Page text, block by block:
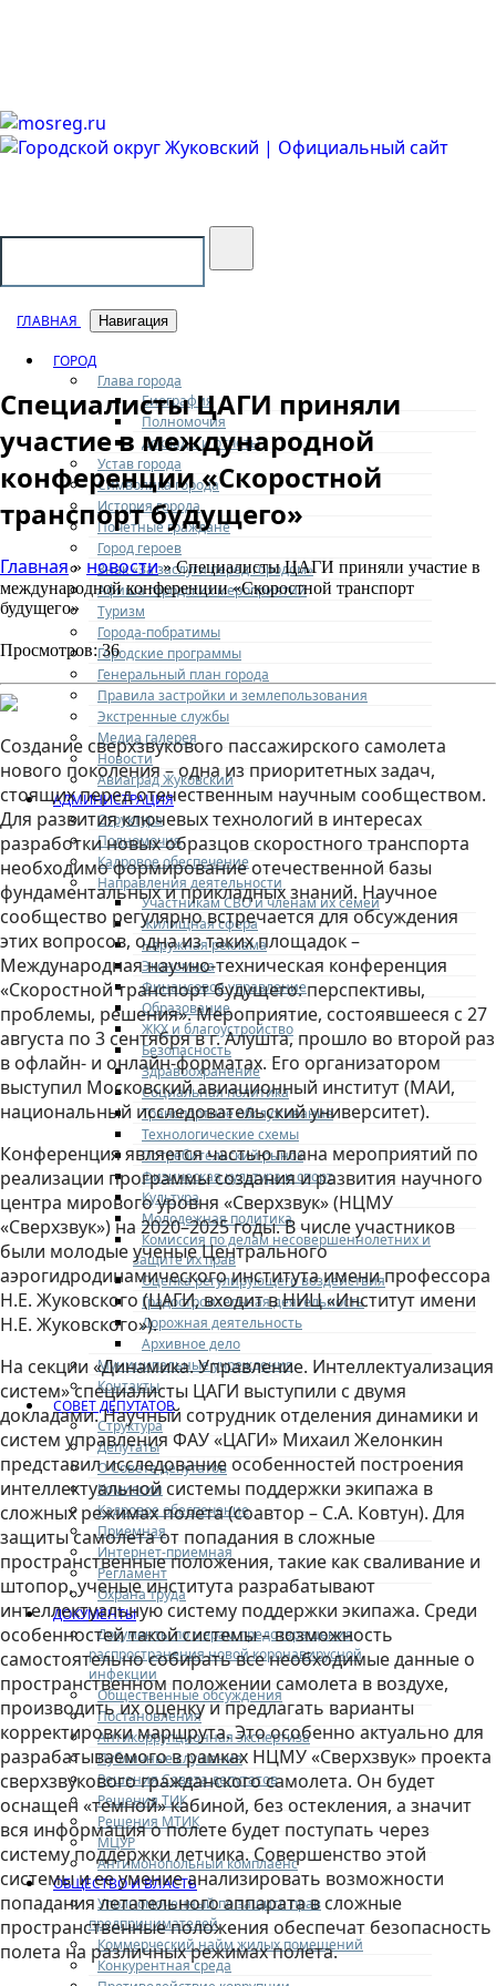
ГЛАВНАЯ Навигация
ГОРОД
Глава города
Биография
Полномочия
Доклады и отчеты
Устав города
Символика города
История города
Почетные граждане
Город героев
Знак «За заслуги перед городом»
Афиша городских мероприятий
Туризм
Города-побратимы
Городские программы
Генеральный план города
Правила застройки и землепользования
Экстренные службы
Медиа галерея
Новости
Авиаград Жуковский
АДМИНИСТРАЦИЯ
Структура
Полномочия
Кадровое обеспечение
Направления деятельности
Участникам СВО и членам их семей
Жилищная сфера
Наружная реклама
Экономика
Финансовое управление
Образование
ЖКХ и благоустройство
Безопасность
Здравоохранение
Социальная политика
Транспортное обслуживание
Технологические схемы
Потребительский рынок
Физическая культура и спорт
Культура
Молодежная политика
Комиссия по делам несовершеннолетних и
защите их прав
Оценка регулирующего воздействия
Градостроительная деятельность
Дорожная деятельность
Архивное дело
Муниципальные учреждения
Контакты
СОВЕТ ДЕПУТАТОВ
Структура
Депутаты
О Совете депутатов
Комиссии
Кадровое обеспечение
Приемная
Интернет-приемная
Регламент
Охрана труда
ДОКУМЕНТЫ
Документы по мерам предотвращения
распространения новой коронавирусной
инфекции
Общественные обсуждения
Постановления
Антикоррупционная экспертиза
Публичные слушания
Решения Совета депутатов
Решения ТИК
Решения МТИК
МЦУР
Антимонопольный комплаенс
ОБЩЕСТВО И ВЛАСТЬ
Уполномоченный по защите прав
предпринимателей
Коммерческий найм жилых помещений
Конкурентная среда
Специалисты ЦАГИ приняли
участие в международной
конференции «Скоростной
транспорт будущего»
Главная» новости» Специалисты ЦАГИ приняли участие в
международной конференции «Скоростной транспорт
будущего»
Просмотров: 36
Создание сверхзвукового пассажирского самолета
нового поколения – одна из приоритетных задач,
стоящих перед отечественным научным сообществом.
Для развития ключевых технологий в интересах
разработки новых образцов скоростного транспорта
необходимо формирование отечественной базы
фундаментальных и прикладных знаний. Научное
сообщество регулярно встречается для обсуждения
этих вопросов, одна из таких площадок –
Международная научно-техническая конференция
«Скоростной транспорт будущего: перспективы,
проблемы, решения». Мероприятие, состоявшееся с 27
августа по 3 сентября в г. Алушта, прошло во второй раз
в офлайн- и онлайн-форматах. Его организатором
выступил Московский авиационный институт (МАИ,
национальный исследовательский университет).
Конференция является частью плана мероприятий по
реализации программы создания и развития научного
центра мирового уровня «Сверхзвук» (НЦМУ
«Сверхзвук») на 2020–2025 годы. В числе участников
были молодые ученые Центрального
аэрогидродинамического института имени профессора
Н.Е. Жуковского (ЦАГИ, входит в НИЦ «Институт имени
Н.Е. Жуковского»).
На секции «Динамика. Управление. Интеллектуализация
систем» специалисты ЦАГИ выступили с двумя
докладами. Научный сотрудник отделения динамики и
систем управления ФАУ «ЦАГИ» Михаил Желонкин
представил исследование особенностей построения
интеллектуальной системы поддержки экипажа в
сложных режимах полета (соавтор – С.А. Ковтун). Для
защиты самолета от попадания в сложные
пространственные положения, такие как сваливание и
штопор, ученые института разрабатывают
интеллектуальную систему поддержки экипажа. Среди
особенностей такой системы – возможность
самостоятельно собирать все необходимые данные о
пространственном положении самолета в воздухе,
производить их оценку и предлагать варианты
корректировки маршрута. Это особенно актуально для
разрабатываемого в рамках НЦМУ «Сверхзвук» проекта
сверхзвукового гражданского самолета. Он будет
оснащен «темной» кабиной, без остекления, а значит
вся информация о полете будет поступать через
систему поддержки летчика. Совершенство этой
системы и ее умение анализировать возможности
попадания летательного аппарата в сложные
пространственные положения обеспечат безопасность
полета на различных режимах полета.